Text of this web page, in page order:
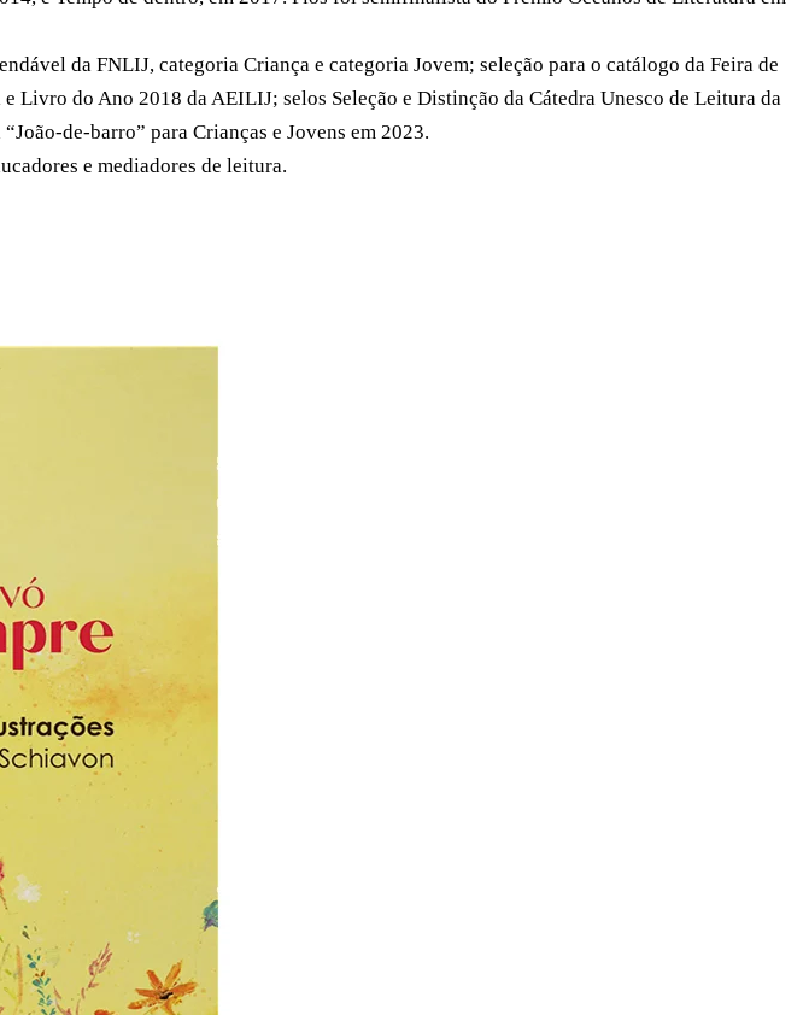
da FNLIJ, categoria Criança e categoria Jovem; seleção para o catálogo da Feira de
do Ano 2018 da AEILIJ; selos Seleção e Distinção da Cátedra Unesco de Leitura da
de-barro” para Crianças e Jovens em 2023.
e mediadores de leitura.